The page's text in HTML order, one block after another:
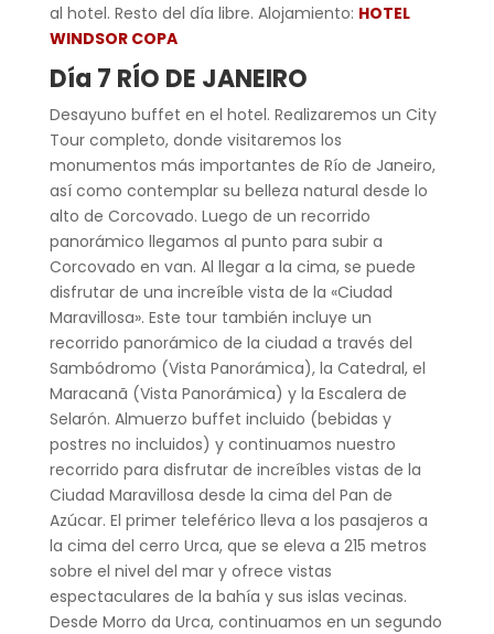
al hotel. Resto del día libre. Alojamiento: HOTEL
WINDSOR COPA
Día 7 RÍO DE JANEIRO
Desayuno buffet en el hotel. Realizaremos un City
Tour completo, donde visitaremos los
monumentos más importantes de Río de Janeiro,
así como contemplar su belleza natural desde lo
alto de Corcovado. Luego de un recorrido
panorámico llegamos al punto para subir a
Corcovado en van. Al llegar a la cima, se puede
disfrutar de una increíble vista de la «Ciudad
Maravillosa». Este tour también incluye un
recorrido panorámico de la ciudad a través del
Sambódromo (Vista Panorámica), la Catedral, el
Maracanã (Vista Panorámica) y la Escalera de
Selarón. Almuerzo buffet incluido (bebidas y
postres no incluidos) y continuamos nuestro
recorrido para disfrutar de increíbles vistas de la
Ciudad Maravillosa desde la cima del Pan de
Azúcar. El primer teleférico lleva a los pasajeros a
la cima del cerro Urca, que se eleva a 215 metros
sobre el nivel del mar y ofrece vistas
espectaculares de la bahía y sus islas vecinas.
Desde Morro da Urca, continuamos en un segundo